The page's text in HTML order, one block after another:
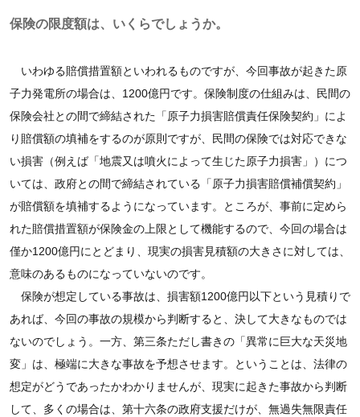
保険の限度額は、いくらでしょうか。
いわゆる賠償措置額といわれるものですが、今回事故が起きた原
子力発電所の場合は、1200億円です。保険制度の仕組みは、民間の
保険会社との間で締結された「原子力損害賠償責任保険契約」によ
り賠償額の填補をするのが原則ですが、民間の保険では対応できな
い損害（例えば「地震又は噴火によって生じた原子力損害」）につ
いては、政府との間で締結されている「原子力損害賠償補償契約」
が賠償額を填補するようになっています。ところが、事前に定めら
れた賠償措置額が保険金の上限として機能するので、今回の場合は
僅か1200億円にとどまり、現実の損害見積額の大きさに対しては、
意味のあるものになっていないのです。
保険が想定している事故は、損害額1200億円以下という見積りで
あれば、今回の事故の規模から判断すると、決して大きなものでは
ないのでしょう。一方、第三条ただし書きの「異常に巨大な天災地
変」は、極端に大きな事故を予想させます。ということは、法律の
想定がどうであったかわかりませんが、現実に起きた事故から判断
して、多くの場合は、第十六条の政府支援だけが、無過失無限責任